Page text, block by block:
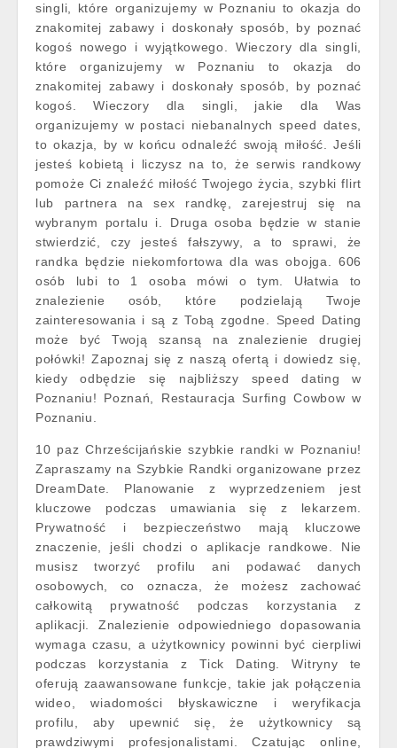
singli, które organizujemy w Poznaniu to okazja do
znakomitej zabawy i doskonały sposób, by poznać
kogoś nowego i wyjątkowego. Wieczory dla singli,
które organizujemy w Poznaniu to okazja do
znakomitej zabawy i doskonały sposób, by poznać
kogoś. Wieczory dla singli, jakie dla Was
organizujemy w postaci niebanalnych speed dates,
to okazja, by w końcu odnaleźć swoją miłość. Jeśli
jesteś kobietą i liczysz na to, że serwis randkowy
pomoże Ci znaleźć miłość Twojego życia, szybki flirt
lub partnera na sex randkę, zarejestruj się na
wybranym portalu i. Druga osoba będzie w stanie
stwierdzić, czy jesteś fałszywy, a to sprawi, że
randka będzie niekomfortowa dla was obojga. 606
osób lubi to 1 osoba mówi o tym. Ułatwia to
znalezienie osób, które podzielają Twoje
zainteresowania i są z Tobą zgodne. Speed Dating
może być Twoją szansą na znalezienie drugiej
połówki! Zapoznaj się z naszą ofertą i dowiedz się,
kiedy odbędzie się najbliższy speed dating w
Poznaniu! Poznań, Restauracja Surfing Cowbow w
Poznaniu.
10 paz Chrześcijańskie szybkie randki w Poznaniu!
Zapraszamy na Szybkie Randki organizowane przez
DreamDate. Planowanie z wyprzedzeniem jest
kluczowe podczas umawiania się z lekarzem.
Prywatność i bezpieczeństwo mają kluczowe
znaczenie, jeśli chodzi o aplikacje randkowe. Nie
musisz tworzyć profilu ani podawać danych
osobowych, co oznacza, że możesz zachować
całkowitą prywatność podczas korzystania z
aplikacji. Znalezienie odpowiedniego dopasowania
wymaga czasu, a użytkownicy powinni być cierpliwi
podczas korzystania z Tick Dating. Witryny te
oferują zaawansowane funkcje, takie jak połączenia
wideo, wiadomości błyskawiczne i weryfikacja
profilu, aby upewnić się, że użytkownicy są
prawdziwymi profesjonalistami. Czatując online,